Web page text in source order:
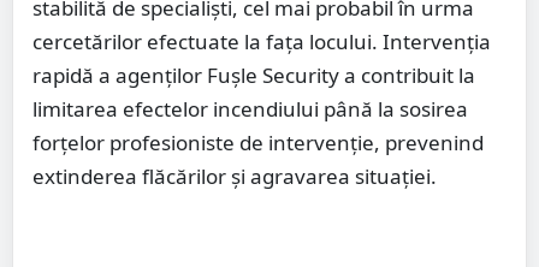
stabilită de specialiști, cel mai probabil în urma
cercetărilor efectuate la fața locului. Intervenția
rapidă a agenților Fușle Security a contribuit la
limitarea efectelor incendiului până la sosirea
forțelor profesioniste de intervenție, prevenind
extinderea flăcărilor și agravarea situației.